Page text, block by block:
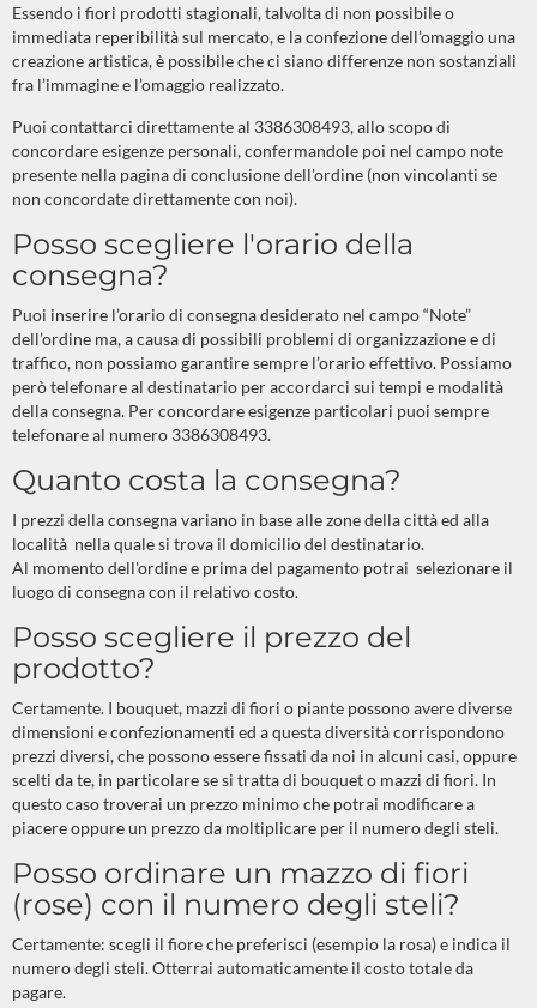
Essendo i fiori prodotti stagionali, talvolta di non possibile o
immediata reperibilità sul mercato, e la confezione dell’omaggio una
creazione artistica, è possibile che ci siano differenze non sostanziali
fra l’immagine e l’omaggio realizzato.
Puoi contattarci direttamente al 3386308493, allo scopo di
concordare esigenze personali, confermandole poi nel campo note
presente nella pagina di conclusione dell'ordine (non vincolanti se
non concordate direttamente con noi).
Posso scegliere l'orario della
consegna?
Puoi inserire l’orario di consegna desiderato nel campo “Note”
dell’ordine ma, a causa di possibili problemi di organizzazione e di
traffico, non possiamo garantire sempre l’orario effettivo. Possiamo
però telefonare al destinatario per accordarci sui tempi e modalità
della consegna. Per concordare esigenze particolari puoi sempre
telefonare al numero 3386308493.
Quanto costa la consegna?
I prezzi della consegna variano in base alle zone della città ed alla
località nella quale si trova il domicilio del destinatario.
Al momento dell'ordine e prima del pagamento potrai selezionare il
luogo di consegna con il relativo costo.
Posso scegliere il prezzo del
prodotto?
Certamente. I bouquet, mazzi di fiori o piante possono avere diverse
dimensioni e confezionamenti ed a questa diversità corrispondono
prezzi diversi, che possono essere fissati da noi in alcuni casi, oppure
scelti da te, in particolare se si tratta di bouquet o mazzi di fiori. In
questo caso troverai un prezzo minimo che potrai modificare a
piacere oppure un prezzo da moltiplicare per il numero degli steli.
Posso ordinare un mazzo di fiori
(rose) con il numero degli steli?
Certamente: scegli il fiore che preferisci (esempio la rosa) e indica il
numero degli steli. Otterrai automaticamente il costo totale da
pagare.